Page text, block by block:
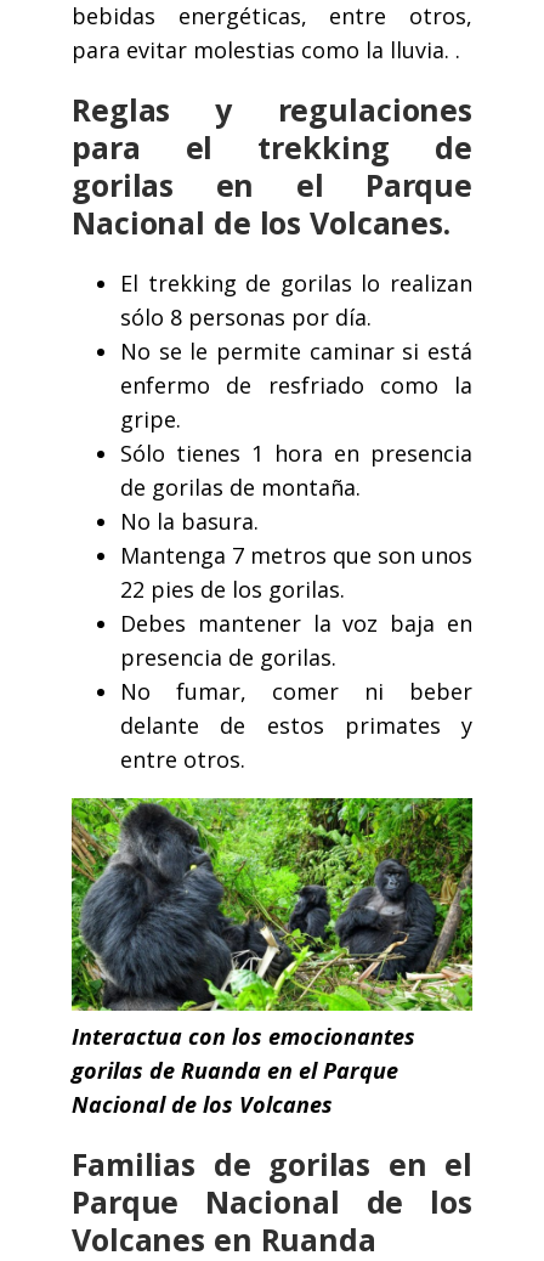
bebidas energéticas, entre otros,
para evitar molestias como la lluvia. .
Reglas y regulaciones
para el trekking de
gorilas en el Parque
Nacional de los Volcanes.
El trekking de gorilas lo realizan
sólo 8 personas por día.
No se le permite caminar si está
enfermo de resfriado como la
gripe.
Sólo tienes 1 hora en presencia
de gorilas de montaña.
No la basura.
Mantenga 7 metros que son unos
22 pies de los gorilas.
Debes mantener la voz baja en
presencia de gorilas.
No fumar, comer ni beber
delante de estos primates y
entre otros.
Interactua con los emocionantes
gorilas de Ruanda en el Parque
Nacional de los Volcanes
Familias de gorilas en el
Parque Nacional de los
Volcanes en Ruanda